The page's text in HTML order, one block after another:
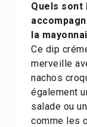
Quels sont
la
Ce dip
merveille
nachos
également
salade ou
comme les